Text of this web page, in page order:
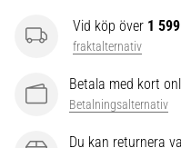
Symptom,
behandling
Vid köp över 1
fraktalternativ
Betala med kort
Betalningsalternativ
Du kan returnera